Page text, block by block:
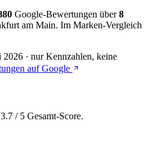
Google-Bewertungen über8
am Main. Im Marken-Vergleich
· nur Kennzahlen, keine
auf Google
/ 5 Gesamt-Score.